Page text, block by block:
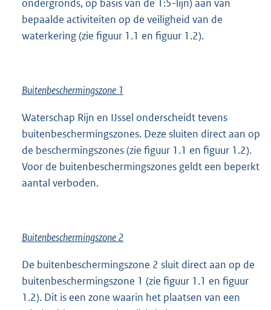
ondergronds, op basis van de 1:5-lijn) aan van
bepaalde activiteiten op de veiligheid van de
waterkering (zie figuur 1.1 en figuur 1.2).
Buitenbeschermingszone 1
Waterschap Rijn en IJssel onderscheidt tevens
buitenbeschermingszones. Deze sluiten direct aan op
de beschermingszones (zie figuur 1.1 en figuur 1.2).
Voor de buitenbeschermingszones geldt een beperkt
aantal verboden.
Buitenbeschermingszone 2
De buitenbeschermingszone 2 sluit direct aan op de
buitenbeschermingszone 1 (zie figuur 1.1 en figuur
1.2). Dit is een zone waarin het plaatsen van een